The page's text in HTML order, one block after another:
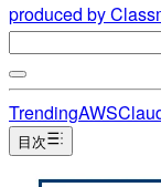
produced by
TrendingAWS
目次